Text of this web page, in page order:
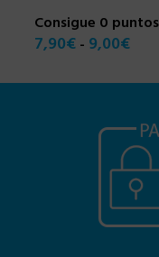
Consigue 0
7,90€- 9,00€